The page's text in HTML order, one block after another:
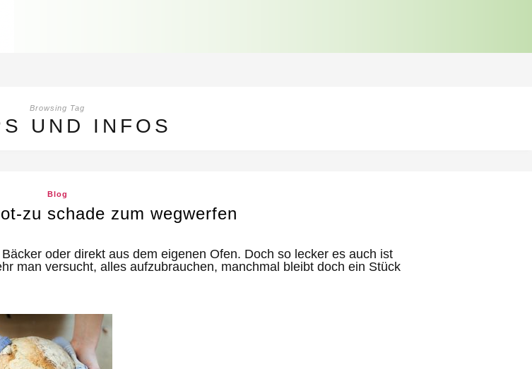
Browsing Tag
UND INFOS
Blog
zu schade zum wegwerfen
oder direkt aus dem eigenen Ofen. Doch so lecker es auch ist
man versucht, alles aufzubrauchen, manchmal bleibt doch ein Stück